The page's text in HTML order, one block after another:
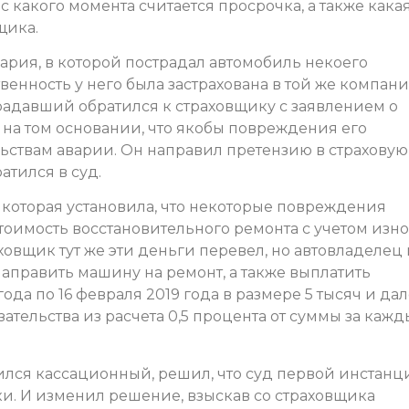
какого момента считается просрочка, а также
в которой пострадал автомобиль некоего
у него была застрахована в той же
обратился к страховщику с заявлением о
том основании, что якобы повреждения его
аварии. Он направил претензию в
в суд.
установила, что некоторые повреждения
восстановительного ремонта с учетом
тут же эти деньги перевел, но автовладелец
машину на ремонт, а также выплатить
по 16 февраля 2019 года в размере 5 тысяч и
из расчета 0,5 процента от суммы за
кассационный, решил, что суд первой
И изменил решение, взыскав со страховщика